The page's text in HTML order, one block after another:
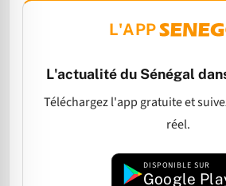
L'APP
L'actualité du Sénégal
Téléchargez l'app gratuite et
réel.
DISPONIBLE SUR
Google